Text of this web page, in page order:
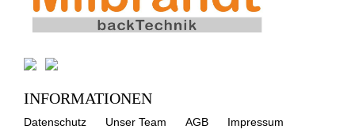
INFORMATIONEN
Datenschutz Unser Team AGB Impressum